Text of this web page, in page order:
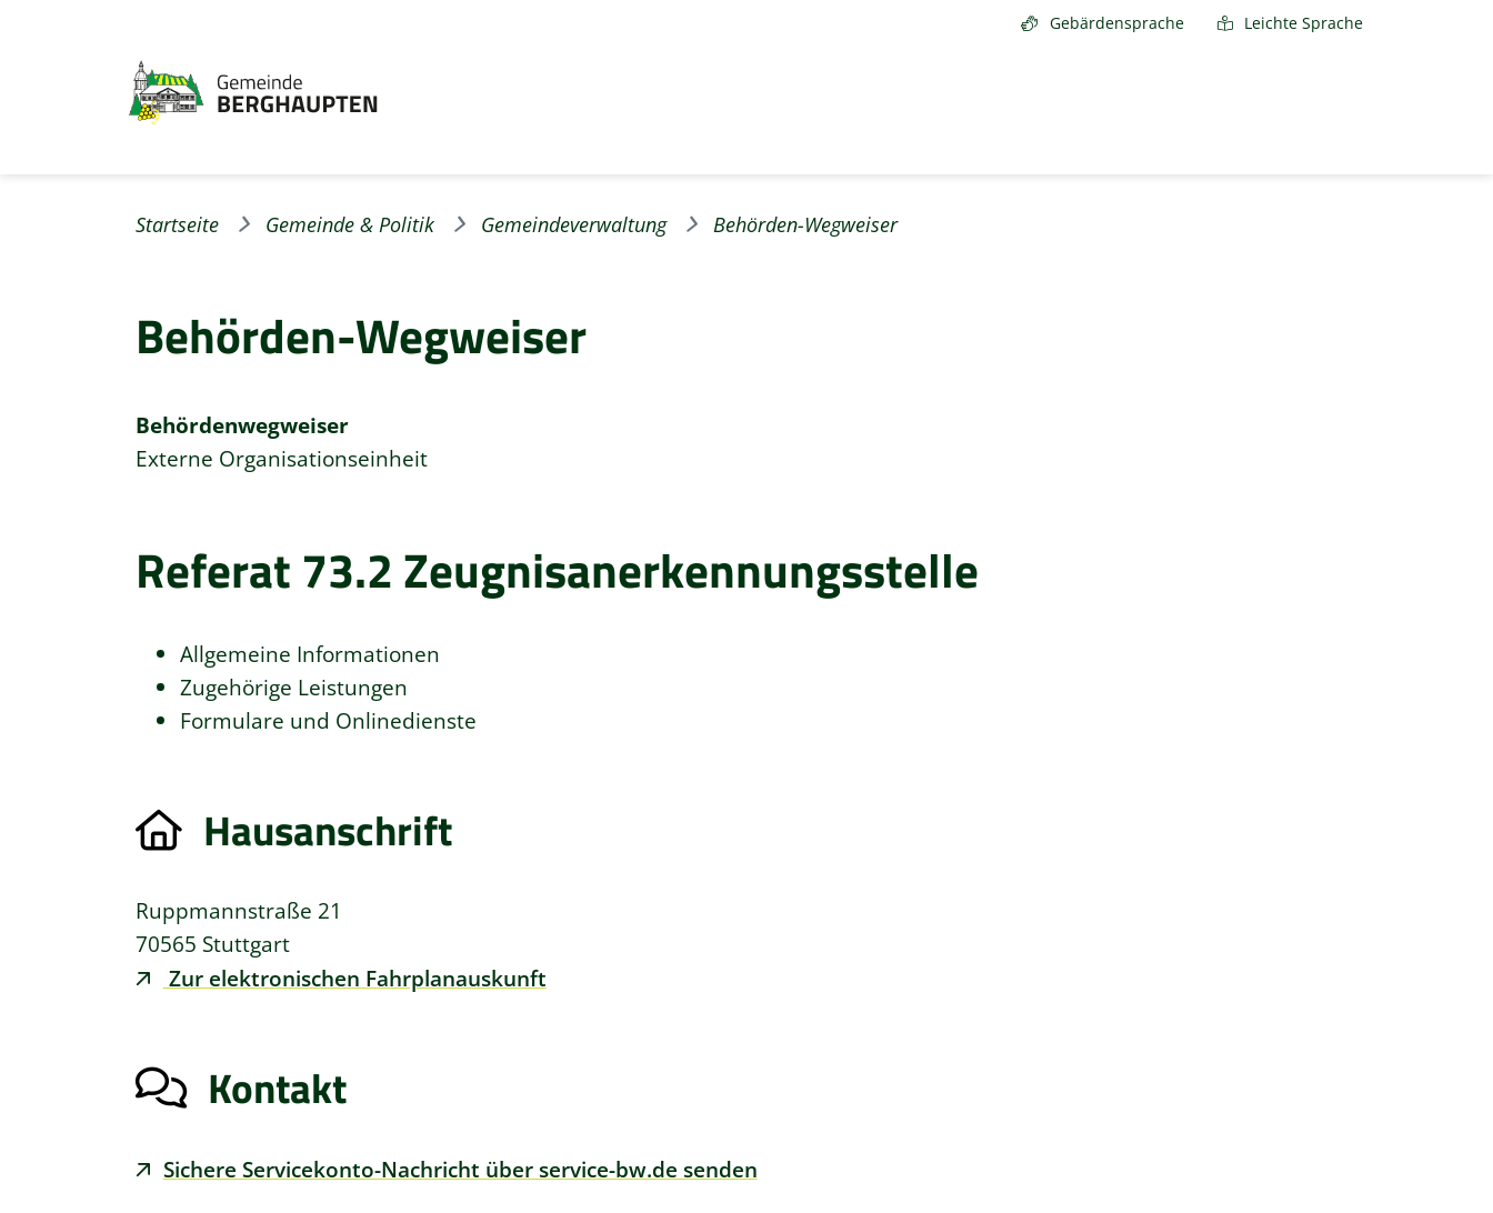
Gebärdensprache Leichte Sprache
Startseite Gemeinde & Politik Gemeindeverwaltung Behörden-Wegweiser
Behörden-Wegweiser
Behördenwegweiser
Externe Organisationseinheit
Referat 73.2 Zeugnisanerkennungsstelle
Allgemeine Informationen
Zugehörige Leistungen
Formulare und Onlinedienste
Hausanschrift
Ruppmannstraße 21
70565 Stuttgart
Zur elektronischen Fahrplanauskunft
Kontakt
Sichere Servicekonto-Nachricht über service-bw.de senden